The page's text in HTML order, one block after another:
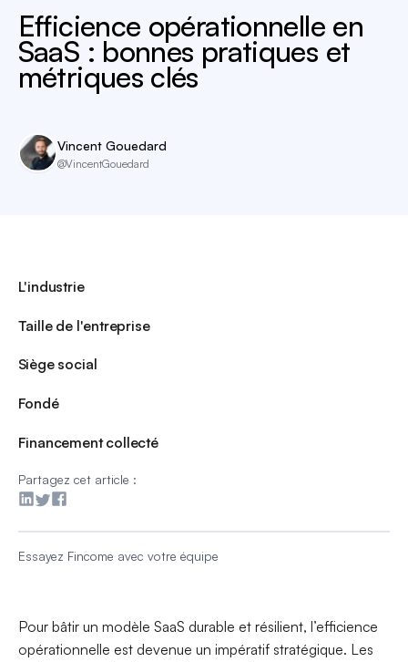
Efficience opérationnelle en
SaaS : bonnes pratiques et
métriques clés
Vincent Gouedard
@VincentGouedard
L'industrie
Taille de l'entreprise
Siège social
Fondé
Financement collecté
Partagez cet article :
Essayez Fincome avec votre équipe
Pour bâtir un modèle SaaS durable et résilient, l’efficience
opérationnelle est devenue un impératif stratégique. Les